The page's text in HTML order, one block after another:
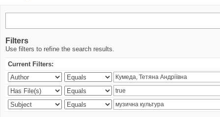
Filters
Use filters to refine the search results.
Current Filters: